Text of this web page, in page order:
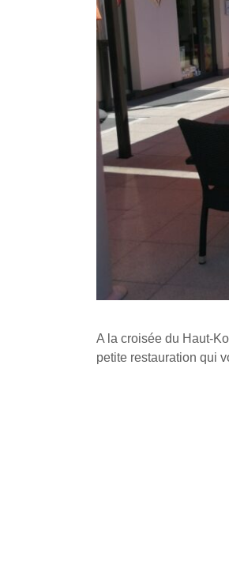
A la croisée du Haut-
petite restauration qui